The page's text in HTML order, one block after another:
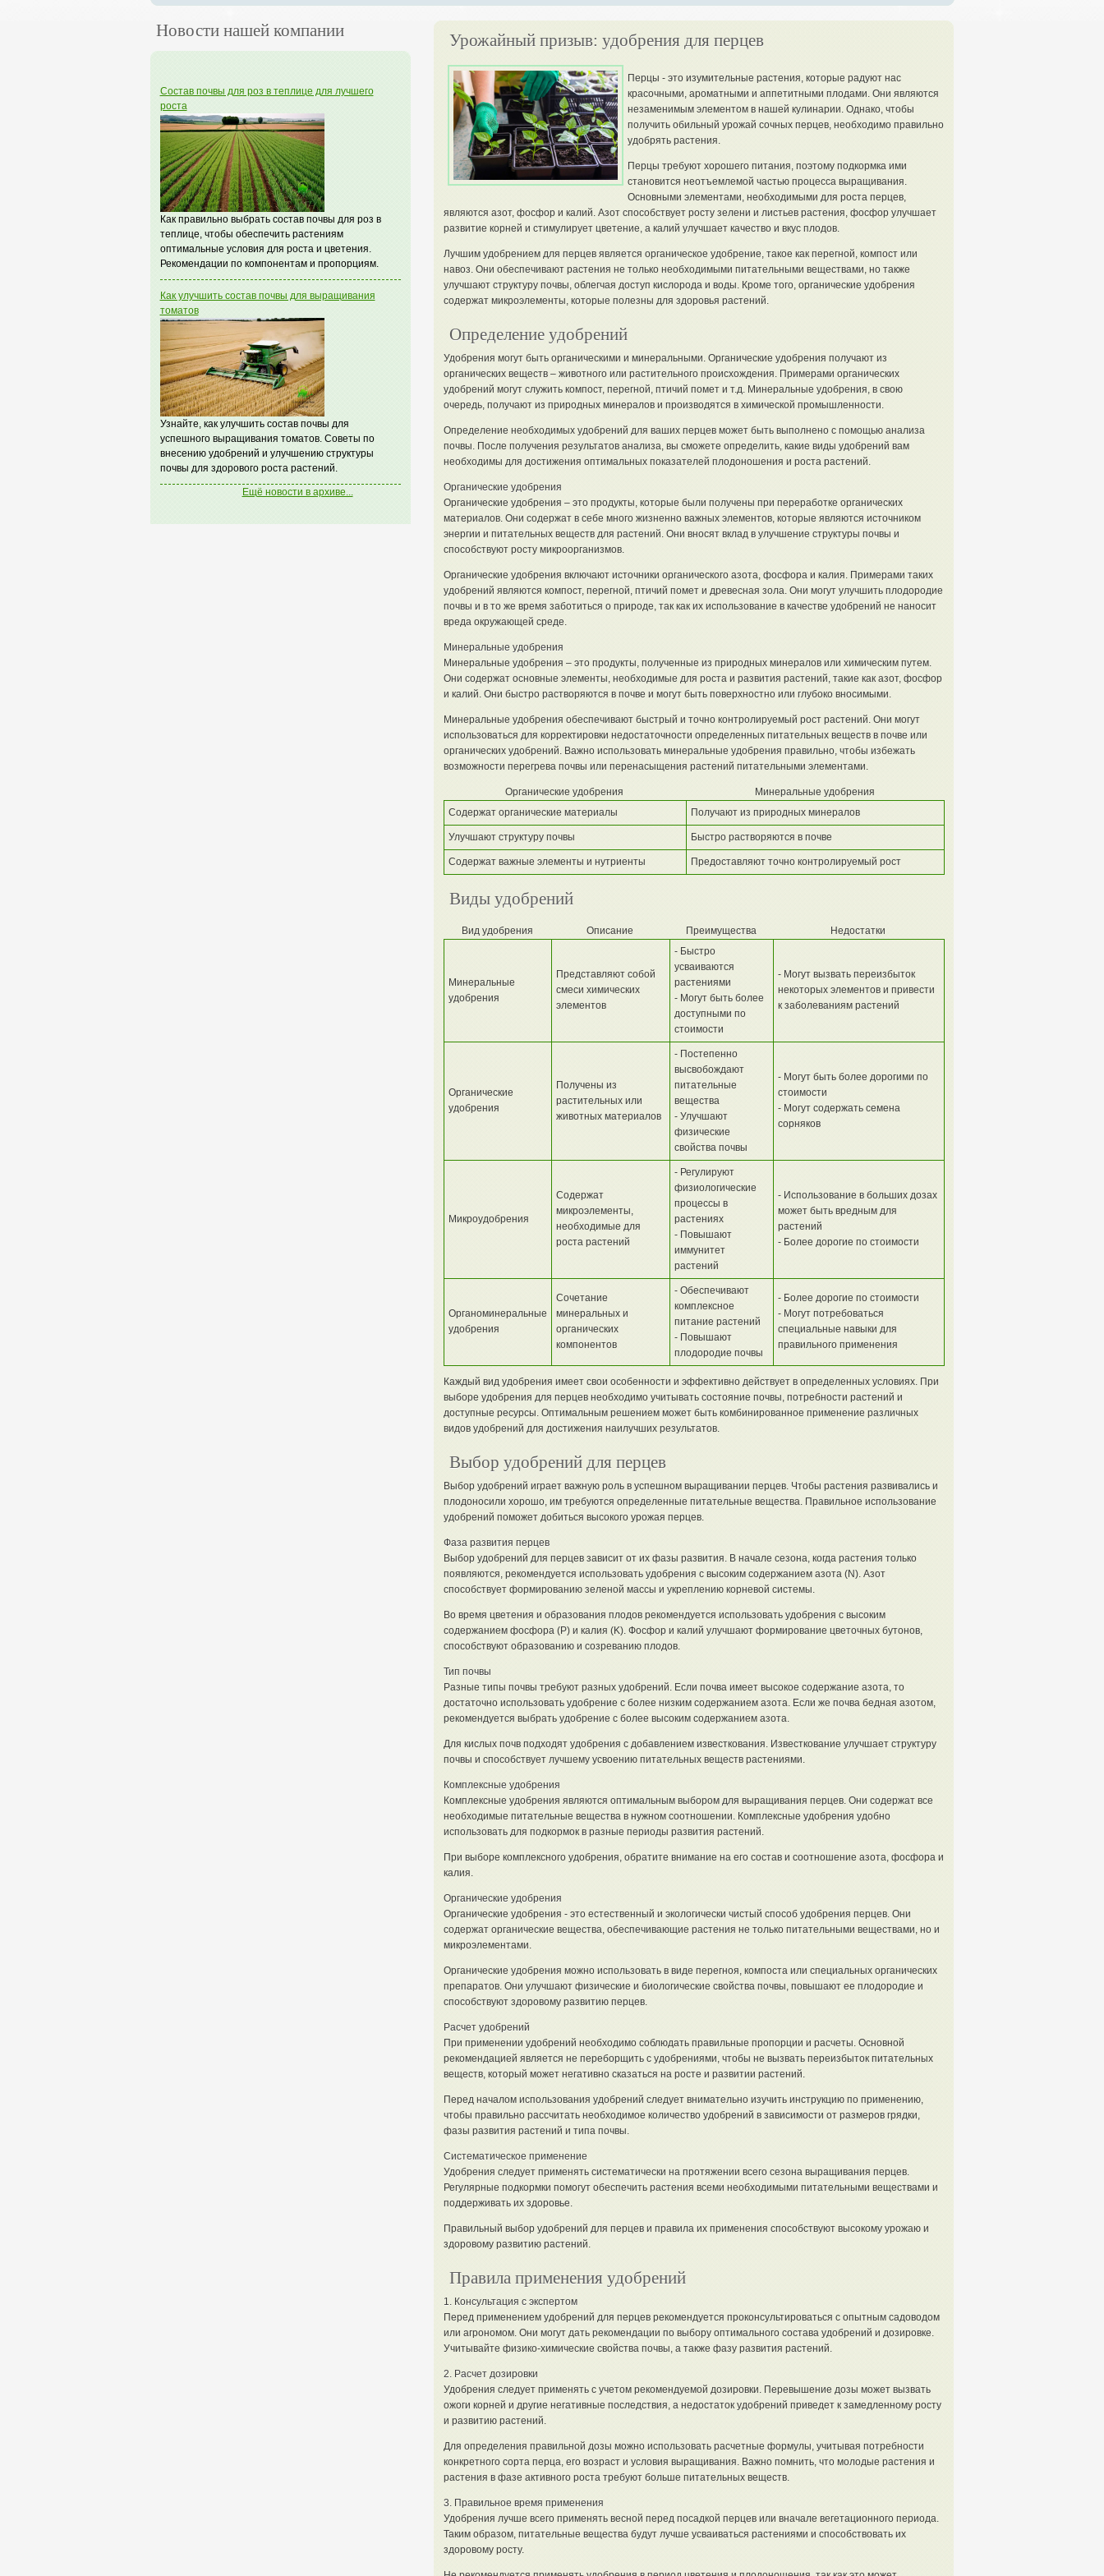
Новости нашей компании
Состав почвы для роз в теплице для лучшего
роста
Как правильно выбрать состав почвы для роз в
теплице, чтобы обеспечить растениям
оптимальные условия для роста и цветения.
Рекомендации по компонентам и пропорциям.
Как улучшить состав почвы для выращивания
томатов
Узнайте, как улучшить состав почвы для
успешного выращивания томатов. Советы по
внесению удобрений и улучшению структуры
почвы для здорового роста растений.
Ещё новости в архиве...
Урожайный призыв: удобрения для перцев
Перцы - это изумительные растения, которые радуют нас
красочными, ароматными и аппетитными плодами. Они являются
незаменимым элементом в нашей кулинарии. Однако, чтобы
получить обильный урожай сочных перцев, необходимо правильно
удобрять растения.
Перцы требуют хорошего питания, поэтому подкормка ими
становится неотъемлемой частью процесса выращивания.
Основными элементами, необходимыми для роста перцев,
являются азот, фосфор и калий. Азот способствует росту зелени и листьев растения, фосфор улучшает
развитие корней и стимулирует цветение, а калий улучшает качество и вкус плодов.
Лучшим удобрением для перцев является органическое удобрение, такое как перегной, компост или
навоз. Они обеспечивают растения не только необходимыми питательными веществами, но также
улучшают структуру почвы, облегчая доступ кислорода и воды. Кроме того, органические удобрения
содержат микроэлементы, которые полезны для здоровья растений.
Определение удобрений
Удобрения могут быть органическими и минеральными. Органические удобрения получают из
органических веществ – животного или растительного происхождения. Примерами органических
удобрений могут служить компост, перегной, птичий помет и т.д. Минеральные удобрения, в свою
очередь, получают из природных минералов и производятся в химической промышленности.
Определение необходимых удобрений для ваших перцев может быть выполнено с помощью анализа
почвы. После получения результатов анализа, вы сможете определить, какие виды удобрений вам
необходимы для достижения оптимальных показателей плодоношения и роста растений.
Органические удобрения
Органические удобрения – это продукты, которые были получены при переработке органических
материалов. Они содержат в себе много жизненно важных элементов, которые являются источником
энергии и питательных веществ для растений. Они вносят вклад в улучшение структуры почвы и
способствуют росту микроорганизмов.
Органические удобрения включают источники органического азота, фосфора и калия. Примерами таких
удобрений являются компост, перегной, птичий помет и древесная зола. Они могут улучшить плодородие
почвы и в то же время заботиться о природе, так как их использование в качестве удобрений не наносит
вреда окружающей среде.
Минеральные удобрения
Минеральные удобрения – это продукты, полученные из природных минералов или химическим путем.
Они содержат основные элементы, необходимые для роста и развития растений, такие как азот, фосфор
и калий. Они быстро растворяются в почве и могут быть поверхностно или глубоко вносимыми.
Минеральные удобрения обеспечивают быстрый и точно контролируемый рост растений. Они могут
использоваться для корректировки недостаточности определенных питательных веществ в почве или
органических удобрений. Важно использовать минеральные удобрения правильно, чтобы избежать
возможности перегрева почвы или перенасыщения растений питательными элементами.
Органические удобрения
Минеральные удобрения
Содержат органические материалы
Получают из природных минералов
Улучшают структуру почвы Быстро растворяются в почве
Содержат важные элементы и нутриенты Предоставляют точно контролируемый рост
Виды удобрений
Вид удобрения Описание Преимущества Недостатки
Минеральные
удобрения
Представляют собой
смеси химических
элементов
- Быстро
усваиваются
растениями
- Могут быть более
доступными по
стоимости
- Могут вызвать переизбыток
некоторых элементов и привести
к заболеваниям растений
Органические
удобрения
Получены из
растительных или
животных материалов
- Постепенно
высвобождают
питательные
вещества
- Улучшают
физические
свойства почвы
- Могут быть более дорогими по
стоимости
- Могут содержать семена
сорняков
Микроудобрения
Содержат
микроэлементы,
необходимые для
роста растений
- Регулируют
физиологические
процессы в
растениях
- Повышают
иммунитет
растений
- Использование в больших дозах
может быть вредным для
растений
- Более дорогие по стоимости
Органоминеральные
удобрения
Сочетание
минеральных и
органических
компонентов
- Обеспечивают
комплексное
питание растений
- Повышают
плодородие почвы
- Более дорогие по стоимости
- Могут потребоваться
специальные навыки для
правильного применения
Каждый вид удобрения имеет свои особенности и эффективно действует в определенных условиях. При
выборе удобрения для перцев необходимо учитывать состояние почвы, потребности растений и
доступные ресурсы. Оптимальным решением может быть комбинированное применение различных
видов удобрений для достижения наилучших результатов.
Выбор удобрений для перцев
Выбор удобрений играет важную роль в успешном выращивании перцев. Чтобы растения развивались и
плодоносили хорошо, им требуются определенные питательные вещества. Правильное использование
удобрений поможет добиться высокого урожая перцев.
Фаза развития перцев
Выбор удобрений для перцев зависит от их фазы развития. В начале сезона, когда растения только
появляются, рекомендуется использовать удобрения с высоким содержанием азота (N). Азот
способствует формированию зеленой массы и укреплению корневой системы.
Во время цветения и образования плодов рекомендуется использовать удобрения с высоким
содержанием фосфора (P) и калия (K). Фосфор и калий улучшают формирование цветочных бутонов,
способствуют образованию и созреванию плодов.
Тип почвы
Разные типы почвы требуют разных удобрений. Если почва имеет высокое содержание азота, то
достаточно использовать удобрение с более низким содержанием азота. Если же почва бедная азотом,
рекомендуется выбрать удобрение с более высоким содержанием азота.
Для кислых почв подходят удобрения с добавлением известкования. Известкование улучшает структуру
почвы и способствует лучшему усвоению питательных веществ растениями.
Комплексные удобрения
Комплексные удобрения являются оптимальным выбором для выращивания перцев. Они содержат все
необходимые питательные вещества в нужном соотношении. Комплексные удобрения удобно
использовать для подкормок в разные периоды развития растений.
При выборе комплексного удобрения, обратите внимание на его состав и соотношение азота, фосфора и
калия.
Органические удобрения
Органические удобрения - это естественный и экологически чистый способ удобрения перцев. Они
содержат органические вещества, обеспечивающие растения не только питательными веществами, но и
микроэлементами.
Органические удобрения можно использовать в виде перегноя, компоста или специальных органических
препаратов. Они улучшают физические и биологические свойства почвы, повышают ее плодородие и
способствуют здоровому развитию перцев.
Расчет удобрений
При применении удобрений необходимо соблюдать правильные пропорции и расчеты. Основной
рекомендацией является не переборщить с удобрениями, чтобы не вызвать переизбыток питательных
веществ, который может негативно сказаться на росте и развитии растений.
Перед началом использования удобрений следует внимательно изучить инструкцию по применению,
чтобы правильно рассчитать необходимое количество удобрений в зависимости от размеров грядки,
фазы развития растений и типа почвы.
Систематическое применение
Удобрения следует применять систематически на протяжении всего сезона выращивания перцев.
Регулярные подкормки помогут обеспечить растения всеми необходимыми питательными веществами и
поддерживать их здоровье.
Правильный выбор удобрений для перцев и правила их применения способствуют высокому урожаю и
здоровому развитию растений.
Правила применения удобрений
1. Консультация с экспертом
Перед применением удобрений для перцев рекомендуется проконсультироваться с опытным садоводом
или агрономом. Они могут дать рекомендации по выбору оптимального состава удобрений и дозировке.
Учитывайте физико-химические свойства почвы, а также фазу развития растений.
2. Расчет дозировки
Удобрения следует применять с учетом рекомендуемой дозировки. Перевышение дозы может вызвать
ожоги корней и другие негативные последствия, а недостаток удобрений приведет к замедленному росту
и развитию растений.
Для определения правильной дозы можно использовать расчетные формулы, учитывая потребности
конкретного сорта перца, его возраст и условия выращивания. Важно помнить, что молодые растения и
растения в фазе активного роста требуют больше питательных веществ.
3. Правильное время применения
Удобрения лучше всего применять весной перед посадкой перцев или вначале вегетационного периода.
Таким образом, питательные вещества будут лучше усваиваться растениями и способствовать их
здоровому росту.